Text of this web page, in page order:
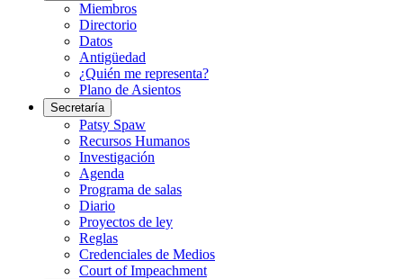
Miembros
Directorio
Datos
Antigüedad
¿Quién me representa?
Plano de Asientos
Secretaría
Patsy Spaw
Recursos Humanos
Investigación
Agenda
Programa de salas
Diario
Proyectos de ley
Reglas
Credenciales de Medios
Court of Impeachment